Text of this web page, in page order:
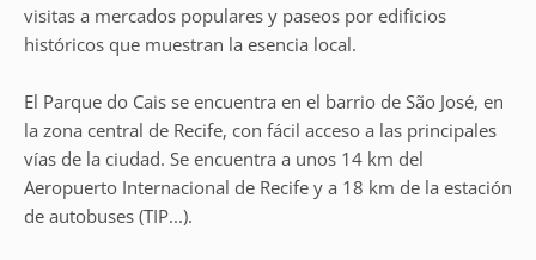
visitas a mercados populares y paseos por edificios
históricos que muestran la esencia local.
El Parque do Cais se encuentra en el barrio de São José, en
la zona central de Recife, con fácil acceso a las principales
vías de la ciudad. Se encuentra a unos 14 km del
Aeropuerto Internacional de Recife y a 18 km de la estación
de autobuses (TIP...).